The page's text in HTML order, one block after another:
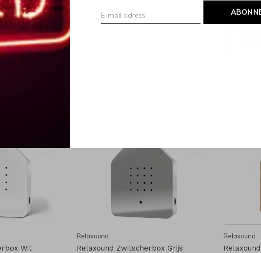
JE
Wit
Relaxound
Relaxound Zwitscherbox Grijs
Relaxound